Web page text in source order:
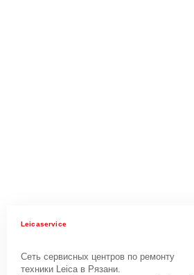
Leicaservice
Сеть сервисных центров по ремонту
техники Leica в Рязани.